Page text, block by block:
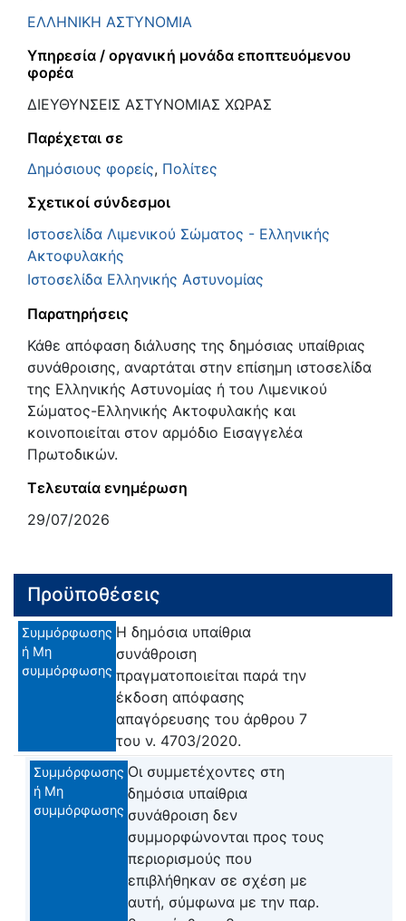
ΕΛΛΗΝΙΚΗ ΑΣΤΥΝΟΜΙΑ
Υπηρεσία / οργανική μονάδα εποπτευόμενου
φορέα
ΔΙΕΥΘΥΝΣΕΙΣ ΑΣΤΥΝΟΜΙΑΣ ΧΩΡΑΣ
Παρέχεται σε
Δημόσιους φορείς, Πολίτες
Σχετικοί σύνδεσμοι
Ιστοσελίδα Λιμενικού Σώματος - Ελληνικής
Ακτοφυλακής
Ιστοσελίδα Ελληνικής Αστυνομίας
Παρατηρήσεις
Κάθε απόφαση διάλυσης της δημόσιας υπαίθριας
συνάθροισης, αναρτάται στην επίσημη ιστοσελίδα
της Ελληνικής Αστυνομίας ή του Λιμενικού
Σώματος-Ελληνικής Ακτοφυλακής και
κοινοποιείται στον αρμόδιο Εισαγγελέα
Πρωτοδικών.
Τελευταία ενημέρωση
29/07/2026
Προϋποθέσεις
Συμμόρφωσης
ή Μη
συμμόρφωσης
Η δημόσια υπαίθρια
συνάθροιση
πραγματοποιείται παρά την
έκδοση απόφασης
απαγόρευσης του άρθρου 7
του ν. 4703/2020.
Συμμόρφωσης
ή Μη
συμμόρφωσης
Οι συμμετέχοντες στη
δημόσια υπαίθρια
συνάθροιση δεν
συμμορφώνονται προς τους
περιορισμούς που
επιβλήθηκαν σε σχέση με
αυτή, σύμφωνα με την παρ.